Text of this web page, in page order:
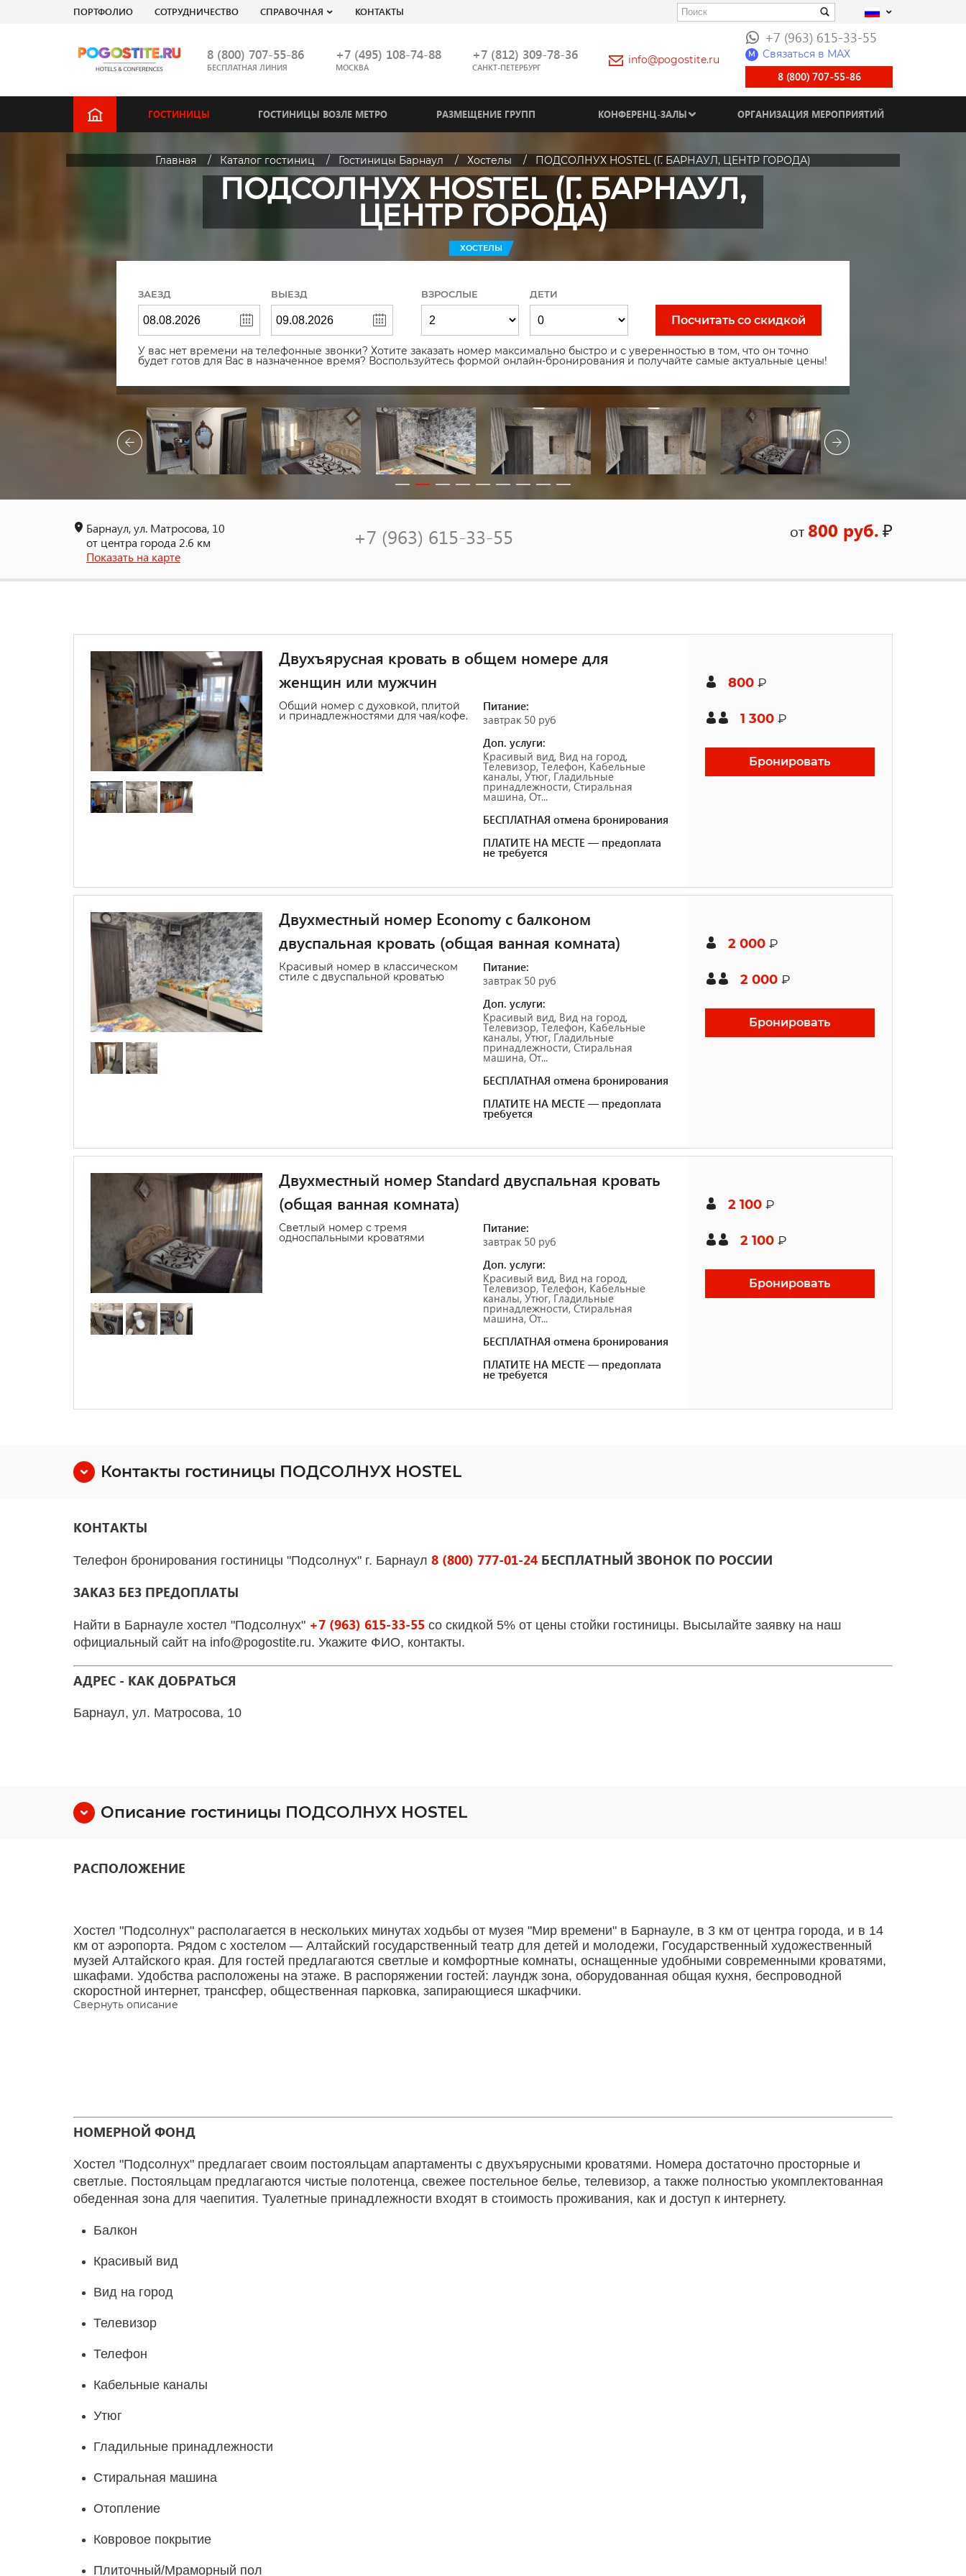
ПОРТФОЛИО СОТРУДНИЧЕСТВО СПРАВОЧНАЯ КОНТАКТЫ
8 (800) 707-55-86
БЕСПЛАТНАЯ ЛИНИЯ
+7 (495) 108-74-88
МОСКВА
+7 (812) 309-78-36
САНКТ-ПЕТЕРБУРГ
info@pogostite.ru
+7 (963) 615-33-55
M Связаться в МАХ
8 (800) 707-55-86
ГОСТИНИЦЫ ГОСТИНИЦЫ ВОЗЛЕ МЕТРО РАЗМЕЩЕНИЕ ГРУПП КОНФЕРЕНЦ-ЗАЛЫ ОРГАНИЗАЦИЯ МЕРОПРИЯТИЙ
Главная Каталог гостиниц Гостиницы Барнаул Хостелы ПОДСОЛНУХ HOSTEL (Г. БАРНАУЛ, ЦЕНТР ГОРОДА)
ПОДСОЛНУХ HOSTEL (Г. БАРНАУЛ,
ЦЕНТР ГОРОДА)
ХОСТЕЛЫ
ЗАЕЗД ВЫЕЗД ВЗРОСЛЫЕ ДЕТИ
Посчитать со скидкой
У вас нет времени на телефонные звонки? Хотите заказать номер максимально быстро и с уверенностью в том, что он точно
будет готов для Вас в назначенное время? Воспользуйтесь формой онлайн-бронирования и получайте самые актуальные цены!
Барнаул, ул. Матросова, 10
от центра города 2.6 км
Показать на карте
+7 (963) 615-33-55 от 800 руб.₽
Двухъярусная кровать в общем номере для
женщин или мужчин
Общий номер с духовкой, плитой
и принадлежностями для чая/кофе.
Питание:
завтрак 50 руб
Доп. услуги:
Красивый вид, Вид на город,
Телевизор, Телефон, Кабельные
каналы, Утюг, Гладильные
принадлежности, Стиральная
машина, От...
БЕСПЛАТНАЯ отмена бронирования
ПЛАТИТЕ НА МЕСТЕ — предоплата
не требуется
800 ₽
1 300 ₽
Бронировать
Двухместный номер Economy с балконом
двуспальная кровать (общая ванная комната)
Красивый номер в классическом
стиле с двуспальной кроватью
Питание:
завтрак 50 руб
Доп. услуги:
Красивый вид, Вид на город,
Телевизор, Телефон, Кабельные
каналы, Утюг, Гладильные
принадлежности, Стиральная
машина, От...
БЕСПЛАТНАЯ отмена бронирования
ПЛАТИТЕ НА МЕСТЕ — предоплата
требуется
2 000 ₽
2 000 ₽
Бронировать
Двухместный номер Standard двуспальная кровать
(общая ванная комната)
Светлый номер с тремя
односпальными кроватями
Питание:
завтрак 50 руб
Доп. услуги:
Красивый вид, Вид на город,
Телевизор, Телефон, Кабельные
каналы, Утюг, Гладильные
принадлежности, Стиральная
машина, От...
БЕСПЛАТНАЯ отмена бронирования
ПЛАТИТЕ НА МЕСТЕ — предоплата
не требуется
2 100 ₽
2 100 ₽
Бронировать
Контакты гостиницы ПОДСОЛНУХ HOSTEL
КОНТАКТЫ
Телефон бронирования гостиницы "Подсолнух" г. Барнаул 8 (800) 777-01-24 БЕСПЛАТНЫЙ ЗВОНОК ПО РОССИИ
ЗАКАЗ БЕЗ ПРЕДОПЛАТЫ
Найти в Барнауле хостел "Подсолнух" +7 (963) 615-33-55 со скидкой 5% от цены стойки гостиницы. Высылайте заявку на наш
официальный сайт на info@pogostite.ru. Укажите ФИО, контакты.
АДРЕС - КАК ДОБРАТЬСЯ
Барнаул, ул. Матросова, 10
Описание гостиницы ПОДСОЛНУХ HOSTEL
РАСПОЛОЖЕНИЕ
Хостел "Подсолнух" располагается в нескольких минутах ходьбы от музея "Мир времени" в Барнауле, в 3 км от центра города, и в 14
км от аэропорта. Рядом с хостелом — Алтайский государственный театр для детей и молодежи, Государственный художественный
музей Алтайского края. Для гостей предлагаются светлые и комфортные комнаты, оснащенные удобными современными кроватями,
шкафами. Удобства расположены на этаже. В распоряжении гостей: лаундж зона, оборудованная общая кухня, беспроводной
скоростной интернет, трансфер, общественная парковка, запирающиеся шкафчики.
Свернуть описание
НОМЕРНОЙ ФОНД
Хостел "Подсолнух" предлагает своим постояльцам апартаменты с двухъярусными кроватями. Номера достаточно просторные и
светлые. Постояльцам предлагаются чистые полотенца, свежее постельное белье, телевизор, а также полностью укомплектованная
обеденная зона для чаепития. Туалетные принадлежности входят в стоимость проживания, как и доступ к интернету.
Балкон
Красивый вид
Вид на город
Телевизор
Телефон
Кабельные каналы
Утюг
Гладильные принадлежности
Стиральная машина
Отопление
Ковровое покрытие
Плиточный/Мраморный пол